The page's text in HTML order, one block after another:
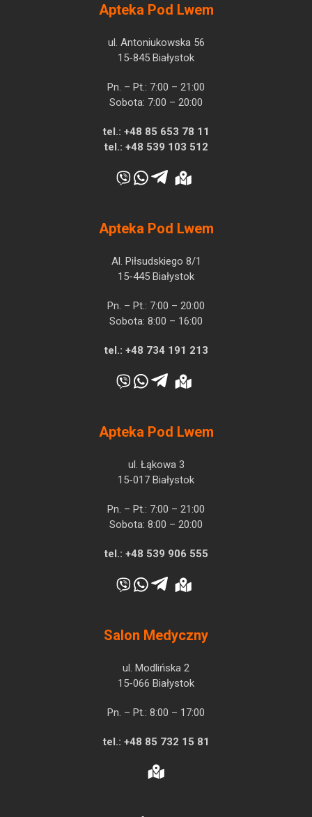
Apteka Pod Lwem
ul. Antoniukowska 56
15-845 Białystok
Pn. – Pt.: 7:00 – 21:00
Sobota: 7:00 – 20:00
tel.: +48 85 653 78 11
tel.: +48 539 103 512
Apteka Pod Lwem
Al. Piłsudskiego 8/1
15-445 Białystok
Pn. – Pt.: 7:00 – 20:00
Sobota: 8:00 – 16:00
tel.: +48 734 191 213
Apteka Pod Lwem
ul. Łąkowa 3
15-017 Białystok
Pn. – Pt.: 7:00 – 21:00
Sobota: 8:00 – 20:00
tel.: +48 539 906 555
Salon Medyczny
ul. Modlińska 2
15-066 Białystok
Pn. – Pt.: 8:00 – 17:00
tel.: +48 85 732 15 81